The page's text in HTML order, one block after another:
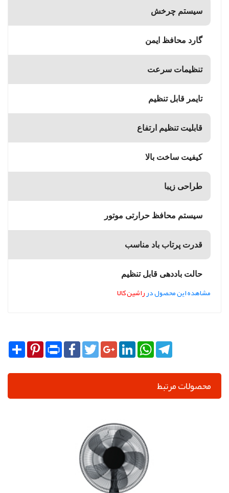
سیستم چرخش
گارد محافظ ایمن
تنظیمات سرعت
تایمر قابل تنظیم
قابلیت تنظیم ارتفاع
کیفیت ساخت بالا
طراحی زیبا
سیستم محافظ حرارتی موتور
قدرت پرتاب باد مناسب
حالت باددهی قابل تنظیم
مشاهده این محصول درراشین کالا
Share PinterestPrint FacebookTwitterGoogle+LinkedInWhatsApp
محصولات مرتبط